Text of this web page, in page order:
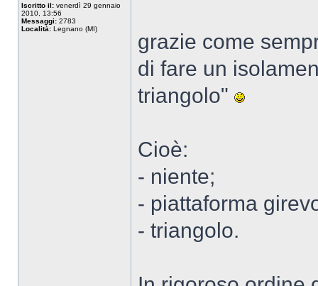
Iscritto il: venerdì 29 gennaio
2010, 13:56
Messaggi: 2783
Località: Legnano (MI)
grazie come
di fare un
triangolo"
Cioè:
- niente;
- piattaforma
- triangolo.